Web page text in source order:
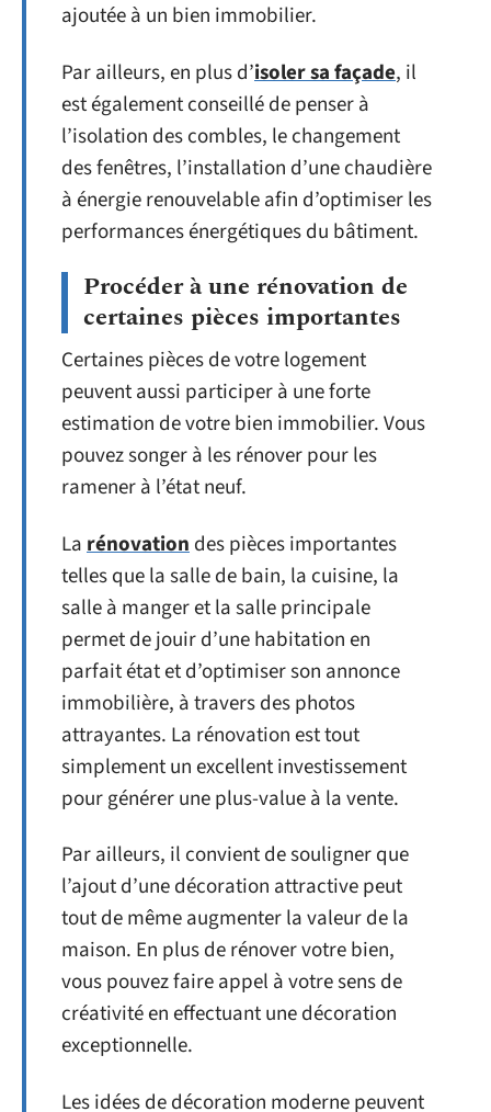
ajoutée à un bien immobilier.
Par ailleurs, en plus d’isoler sa façade, il
est également conseillé de penser à
l’isolation des combles, le changement
des fenêtres, l’installation d’une chaudière
à énergie renouvelable afin d’optimiser les
performances énergétiques du bâtiment.
Procéder à une rénovation de
certaines pièces importantes
Certaines pièces de votre logement
peuvent aussi participer à une forte
estimation de votre bien immobilier. Vous
pouvez songer à les rénover pour les
ramener à l’état neuf.
Larénovationdes pièces importantes
telles que la salle de bain, la cuisine, la
salle à manger et la salle principale
permet de jouir d’une habitation en
parfait état et d’optimiser son annonce
immobilière, à travers des photos
attrayantes. La rénovation est tout
simplement un excellent investissement
pour générer une plus-value à la vente.
Par ailleurs, il convient de souligner que
l’ajout d’une décoration attractive peut
tout de même augmenter la valeur de la
maison. En plus de rénover votre bien,
vous pouvez faire appel à votre sens de
créativité en effectuant une décoration
exceptionnelle.
Les idées de décoration moderne peuvent